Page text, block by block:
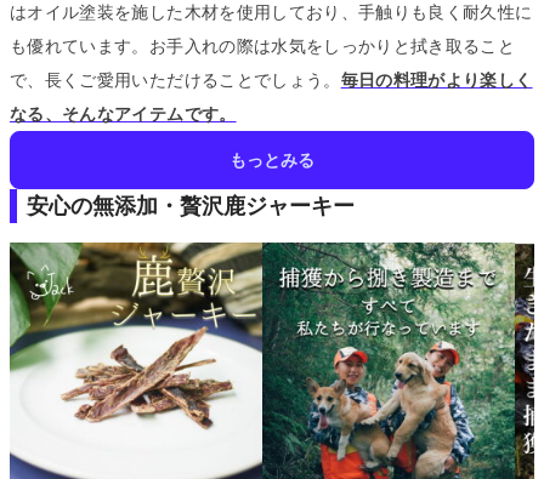
はオイル塗装を施した木材を使用しており、手触りも良く耐久性に
も優れています。 お手入れの際は水気をしっかりと拭き取ること
で、長くご愛用いただけることでしょう。 毎日の料理がより楽しく
なる、そんなアイテムです。
もっとみる
安心の無添加・贅沢鹿ジャーキー